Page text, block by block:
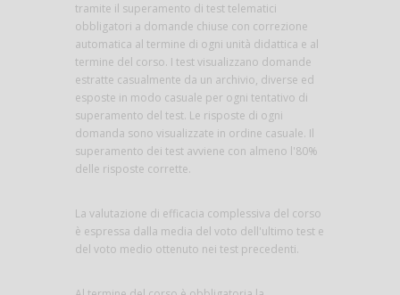
tramite il superamento di test telematici
obbligatori a domande chiuse con correzione
automatica al termine di ogni unità didattica e al
termine del corso. I test visualizzano domande
estratte casualmente da un archivio, diverse ed
esposte in modo casuale per ogni tentativo di
superamento del test. Le risposte di ogni
domanda sono visualizzate in ordine casuale. Il
superamento dei test avviene con almeno l'80%
delle risposte corrette.
La valutazione di efficacia complessiva del corso
è espressa dalla media del voto dell'ultimo test e
del voto medio ottenuto nei test precedenti.